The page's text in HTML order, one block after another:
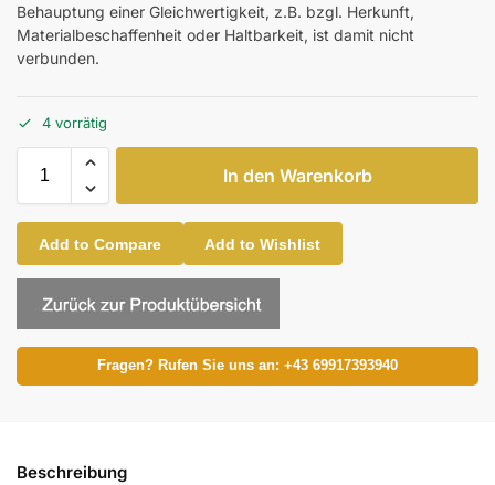
Behauptung einer Gleichwertigkeit, z.B. bzgl. Herkunft,
Materialbeschaffenheit oder Haltbarkeit, ist damit nicht
verbunden.
4 vorrätig
In den Warenkorb
Add to Compare Add to Wishlist
Fragen? Rufen Sie uns an: +43 69917393940
Beschreibung